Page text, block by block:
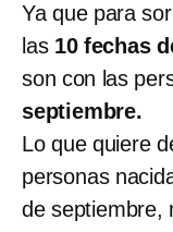
Ya que para
las 10 fechas
son con las
septiembre.
Lo que quiere
personas
de septiembre,